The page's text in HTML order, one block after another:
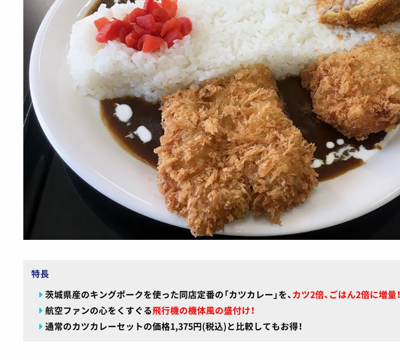
特長
茨城県産のキングポークを使った同店定番の「カツカレー」を、 カツ2倍、ごはん2倍に増量！
航空ファンの心をくすぐる飛行機の機体風の盛付け！
通常のカツカレーセットの価格1,375円(税込)と比較してもお得！